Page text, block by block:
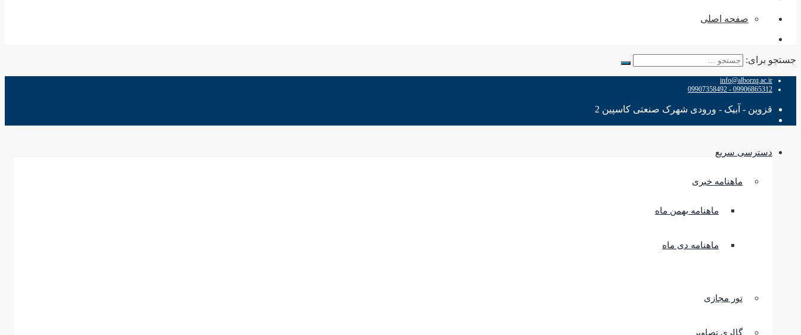
صفحه اصلی
جستجو برای:
info@alborzq.ac.ir
09906865312 - 09907358492
قزوین - آبیک - ورودی شهرک صنعتی کاسپین 2
دسترسی سریع
ماهنامه خبری
ماهنامه بهمن ماه
ماهنامه دی ماه
تور مجازی
گالری تصاویر